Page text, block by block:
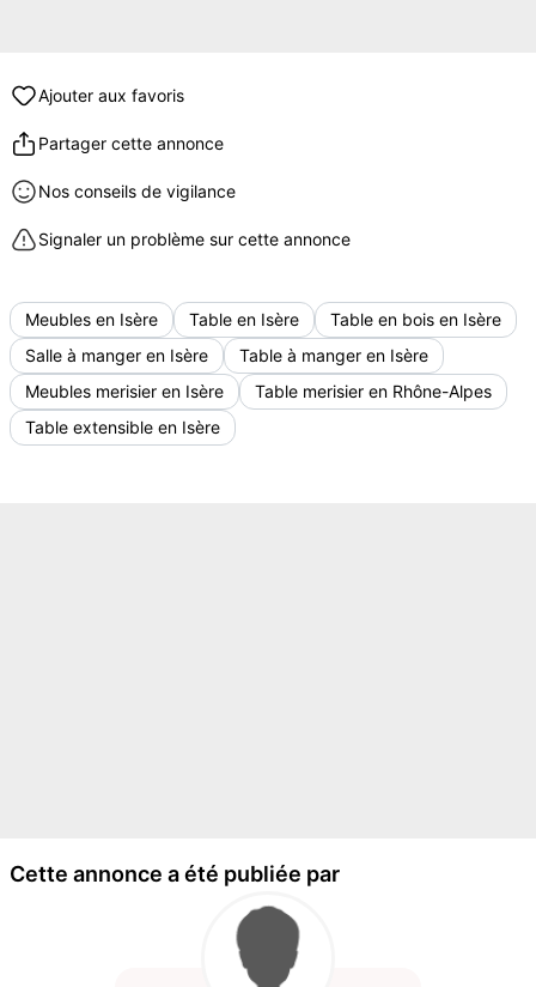
Ajouter aux favoris
Partager cette annonce
Nos conseils de vigilance
Signaler un problème sur cette annonce
Meubles en Isère Table en Isère
Table en bois en Isère
Salle à manger en Isère
Table à manger en Isère
Meubles merisier en Isère
Table merisier en Rhône-Alpes
Table extensible en Isère
Cette annonce a été publiée par